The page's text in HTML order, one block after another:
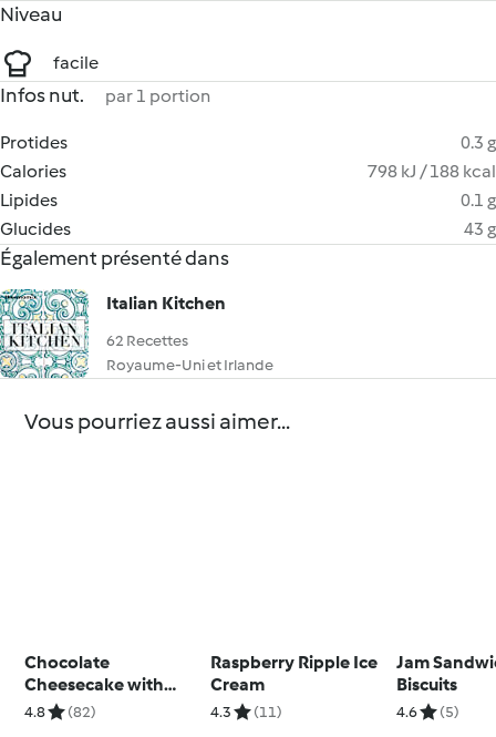
Niveau
facile
Infos nut. par 1 portion
Protides
0.3 g
Calories
798 kJ / 188 kcal
Lipides
0.1 g
Glucides
43 g
Également présenté dans
Italian Kitchen
62 Recettes
Royaume-Uni et Irlande
Vous pourriez aussi aimer...
Chocolate
Cheesecake with
Marshmallow
4.8 (82)
Raspberry Ripple Ice
Cream
4.3 (11)
Jam
Biscuits
4.6 (5)